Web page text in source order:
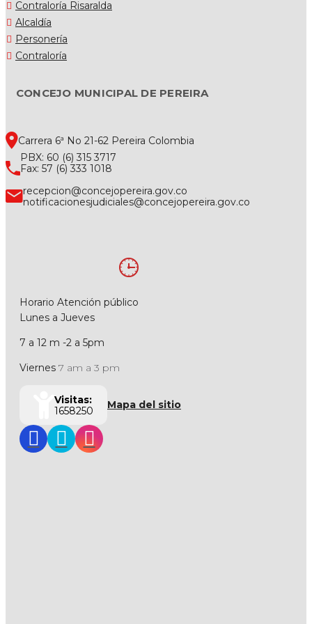
Contraloría Risaralda
Alcaldía
Personería
Contraloría
CONCEJO MUNICIPAL DE PEREIRA
Carrera 6ª No 21-62 Pereira Colombia
PBX: 60 (6) 315 3717
Fax: 57 (6) 333 1018
recepcion@concejopereira.gov.co
notificacionesjudiciales@concejopereira.gov.co
Horario Atención público
Lunes a Jueves
7 a 12 m -2 a 5pm
Viernes 7 am a 3 pm
Visitas:
1658250
Mapa del sitio